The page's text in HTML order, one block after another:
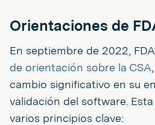
Orientaciones de
En septiembre de 2022,
de orientación sobre la CSA
cambio significativo en su
validación del software.
varios principios clave: